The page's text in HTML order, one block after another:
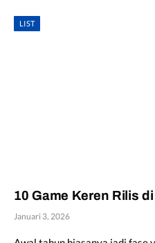
LIST
10 Game Keren Rilis
Januari 3, 2026